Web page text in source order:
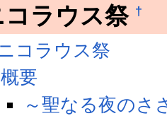
コラウス祭 †
コラウス祭
概要
～聖なる夜のさ